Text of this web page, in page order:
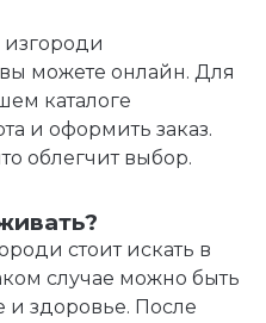
можете онлайн. Для
каталоге
и оформить заказ.
облегчит выбор.
стоит искать в
случае можно быть
и здоровье. После